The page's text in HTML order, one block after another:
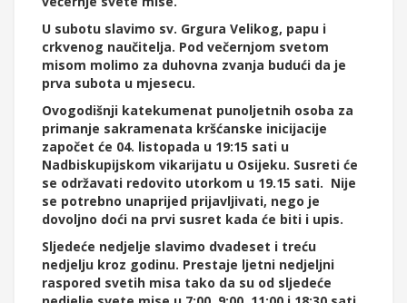
U subotu slavimo sv. Grgura Velikog, papu i
crkvenog naučitelja. Pod večernjom svetom
misom molimo za duhovna zvanja budući da je
prva subota u mjesecu.
Ovogodišnji katekumenat punoljetnih osoba za
primanje sakramenata kršćanske inicijacije
započet će 04. listopada u 19:15 sati u
Nadbiskupijskom vikarijatu u Osijeku. Susreti će
se održavati redovito utorkom u 19.15 sati. Nije
se potrebno unaprijed prijavljivati, nego je
dovoljno doći na prvi susret kada će biti i upis.
Sljedeće nedjelje slavimo dvadeset i treću
nedjelju kroz godinu. Prestaje ljetni nedjeljni
raspored svetih misa tako da su od sljedeće